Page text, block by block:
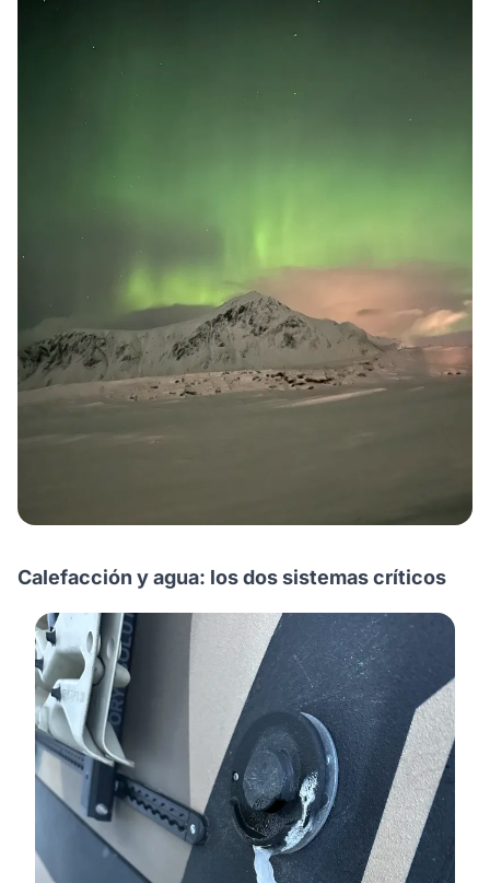
Calefacción y agua: los dos sistemas críticos